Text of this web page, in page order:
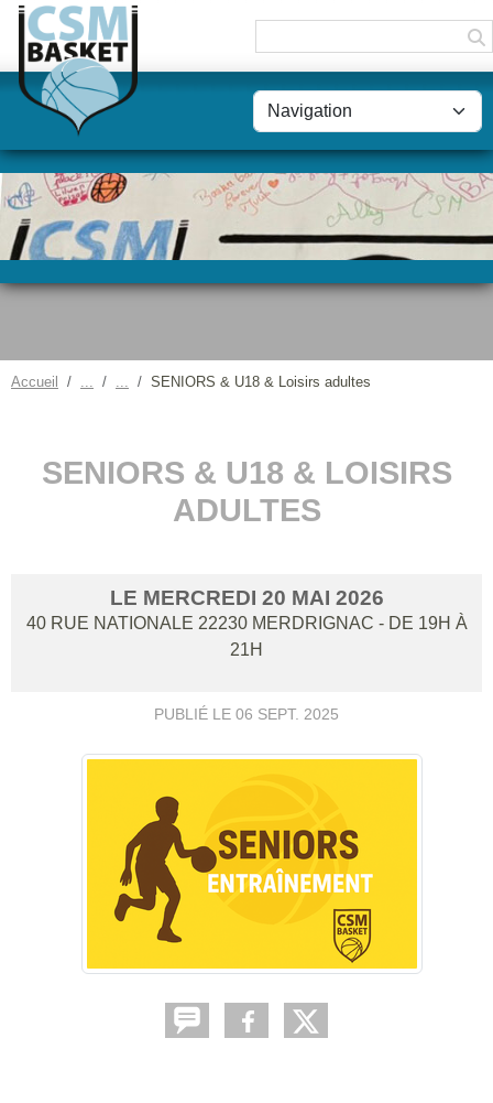
Accueil SENIORS & U18 & Loisirs adultes
SENIORS & U18 & LOISIRS
ADULTES
LE MERCREDI 20 MAI 2026
40 RUE NATIONALE 22230 MERDRIGNAC - DE 19H À
21H
PUBLIÉ LE 06 SEPT. 2025
Panneau de gestion des cookies